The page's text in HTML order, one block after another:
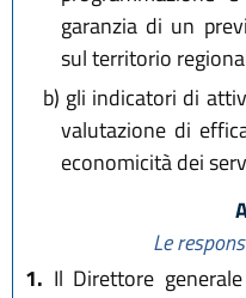
garanzia di un
sul territorio
b) gli indicatori di
valutazione di
economicità dei
Le
1. Il Direttore